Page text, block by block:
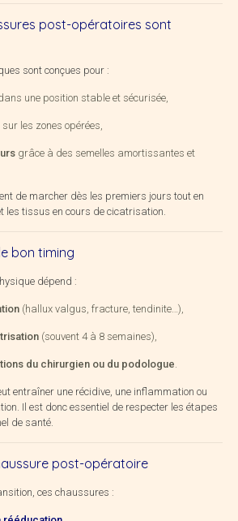
post-opératoires sont
sont conçues pour :
une position stable et sécurisée,
sur les zones opérées,
grâce à des semelles amortissantes et
de marcher dès les premiers jours tout en
les tissus en cours de cicatrisation.
bon timing
dépend :
(hallux valgus, fracture, tendinite…),
(souvent 4 à 8 semaines),
du chirurgien ou du podologue.
entraîner une récidive, une inflammation ou
Il est donc essentiel de respecter les étapes
de santé.
post-opératoire
ces chaussures :